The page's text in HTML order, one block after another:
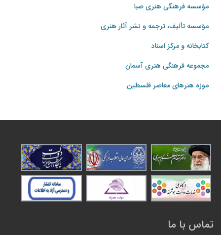
مؤسسه فرهنگی هنری صبا
مؤسسه تألیف، ترجمه و نشر آثار هنری
کتابخانه و مرکز اسناد
مجموعه فرهنگی هنری آسمان
موزه هنرهای‌ معاصر فلسطین
تماس با ما